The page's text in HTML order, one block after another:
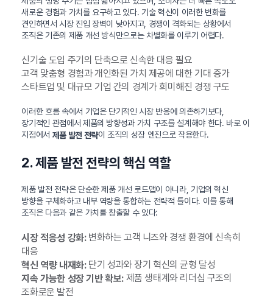
새로운 경험과 가치를 요구하고 있다. 기술 혁신이 이러한 변화를
견인하면서 시장 진입 장벽이 낮아지고, 경쟁이 격화되는 상황에서
조직은 기존의 제품 개선 방식만으로는 차별화를 이루기 어렵다.
신기술 도입 주기의 단축으로 신속한 대응 필요
고객 맞춤형 경험과 개인화된 가치 제공에 대한 기대 증가
스타트업 및 대규모 기업 간의 경계가 희미해진 경쟁 구도
이러한 흐름 속에서 기업은 단기적인 시장 반응에 의존하기보다,
장기적인 관점에서 제품의 방향성과 가치 구조를 설계해야 한다. 바로 이
지점에서 제품 발전 전략이 조직의 성장 엔진으로 작용한다.
2. 제품 발전 전략의 핵심 역할
제품 발전 전략은 단순한 제품 개선 로드맵이 아니라, 기업의 혁신
방향을 구체화하고 내부 역량을 통합하는 전략적 틀이다. 이를 통해
조직은 다음과 같은 가치를 창출할 수 있다:
시장 적응성 강화:변화하는 고객 니즈와 경쟁 환경에 신속히
대응
혁신 역량 내재화:단기 성과와 장기 혁신의 균형 달성
지속 가능한 성장 기반 확보:제품 생태계와 리더십 구조의
조화로운 발전